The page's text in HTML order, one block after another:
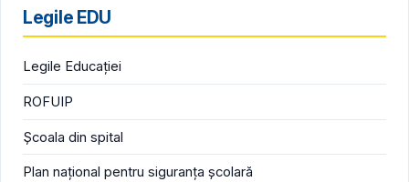
Legile EDU
Legile Educației
ROFUIP
Școala din spital
Plan național pentru siguranța școlară